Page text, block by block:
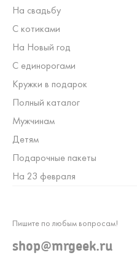
На свадьбу
С котиками
На Новый год
С единорогами
Кружки в подарок
Полный каталог
Мужчинам
Детям
Подарочные пакеты
На 23 февраля
Пишите по любым вопросам!
shop@mrgeek.ru